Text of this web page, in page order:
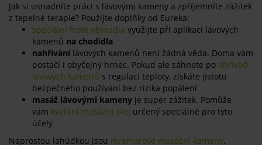
Jak si usnadníte práci s lávovými kameny a zpříjemníte zážitek
z tepelné terapie? Použijte doplňky od Eureka:
speciální froté obinadla využijte při aplikaci lávových
kamenů na chodidla
nahřívánílávových kamenů není žádná věda. Doma vám
postačí i obyčejný hrnec. Pokud ale sáhnete po ohřívači
lávových kamenů s regulací teploty, získáte jistotu
bezpečného používání bez rizika popálení
masáž lávovými kameny je super zážitek. Pomůže
vám kvalitní masážní olej určený speciálně pro tyto
účely
Naprostou lahůdkou jsou mramorové masážní kameny.